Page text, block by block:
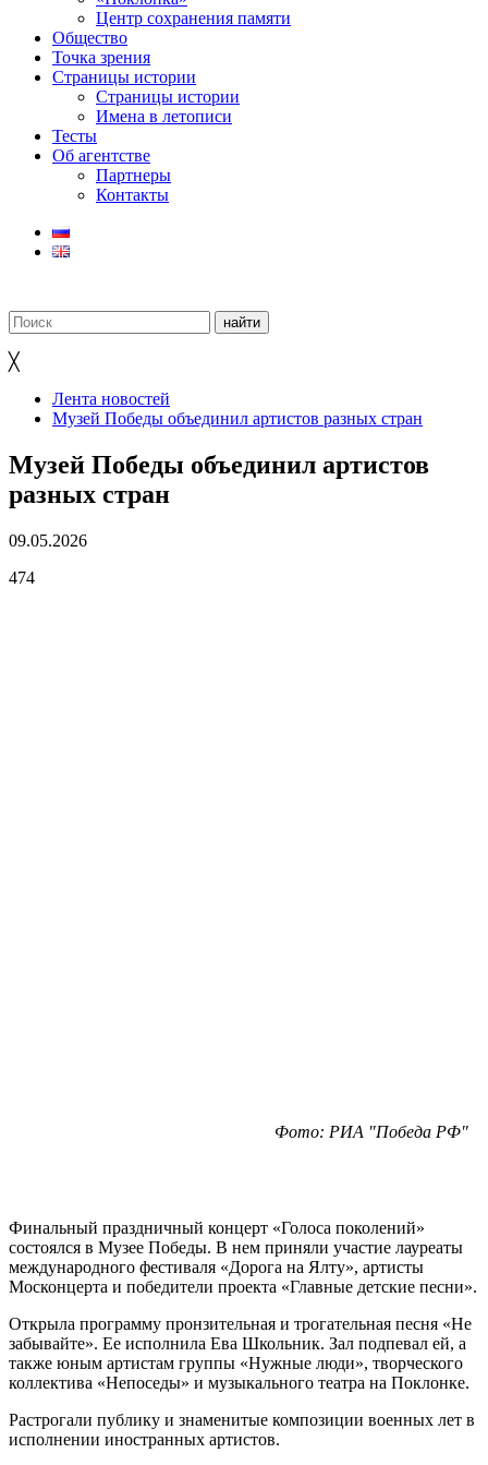
Центр сохранения памяти
Общество
Точка зрения
Страницы истории
Страницы истории
Имена в летописи
Тесты
Об агентстве
Партнеры
Контакты
╳
Лента новостей
Музей Победы объединил артистов разных стран
Музей Победы объединил артистов
разных стран
09.05.2026
474
Фото: РИА "Победа РФ"
Финальный праздничный концерт «Голоса поколений»
состоялся в Музее Победы. В нем приняли участие лауреаты
международного фестиваля «Дорога на Ялту», артисты
Москонцерта и победители проекта «Главные детские песни».
Открыла программу пронзительная и трогательная песня «Не
забывайте». Ее исполнила Ева Школьник. Зал подпевал ей, а
также юным артистам группы «Нужные люди», творческого
коллектива «Непоседы» и музыкального театра на Поклонке.
Растрогали публику и знаменитые композиции военных лет в
исполнении иностранных артистов.